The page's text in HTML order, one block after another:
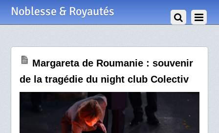
Noblesse & Royautés
Margareta de Roumanie : souvenir
de la tragédie du night club Colectiv